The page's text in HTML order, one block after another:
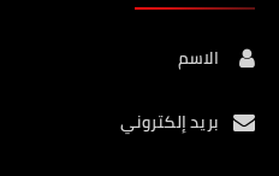
الاسم
بريد إلكتروني